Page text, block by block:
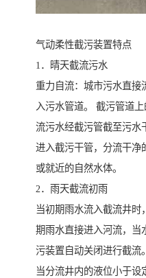
气动柔性截污装置特点
1．晴天截流污水
重力自流：城市污水直接
入污水管道。 截污管道
流污水经截污管截至污水
进入截污干管，分流干净
或就近的自然水体。
2．雨天截流初雨
当初期雨水流入截流井
期雨水直接进入河流，当
污装置自动关闭进行截流
当分流井内的液位小于